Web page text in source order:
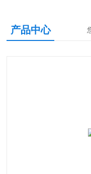
产品中心